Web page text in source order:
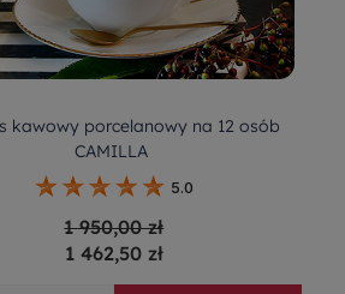
kawowy porcelanowy na 12 osób
CAMILLA
5.0
1 950,00 zł
1 462,50 zł